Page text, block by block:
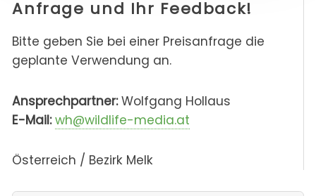
Anfrage und Ihr Feedback!
Bitte geben Sie bei einer Preisanfrage die
geplante Verwendung an.
Ansprechpartner:Wolfgang Hollaus
E-Mail: wh@wildlife-media.at
Österreich / Bezirk Melk